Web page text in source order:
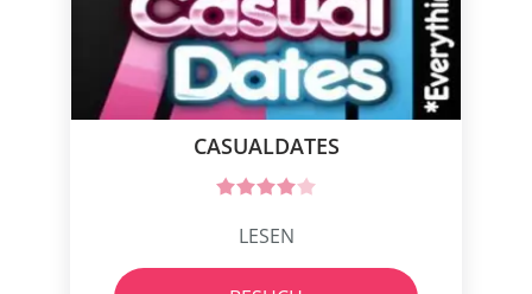
СASUALDATES
LESEN